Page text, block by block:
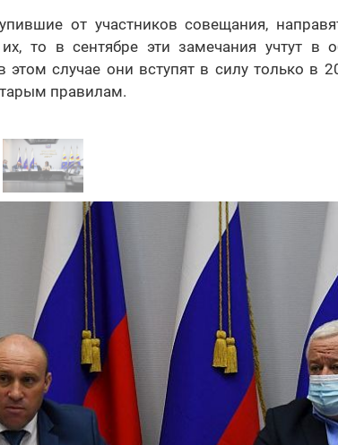
от участников совещания,
то в сентябре эти замечания учтут в
случае они вступят в силу только в
правилам.